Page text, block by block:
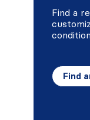
Find a
Find